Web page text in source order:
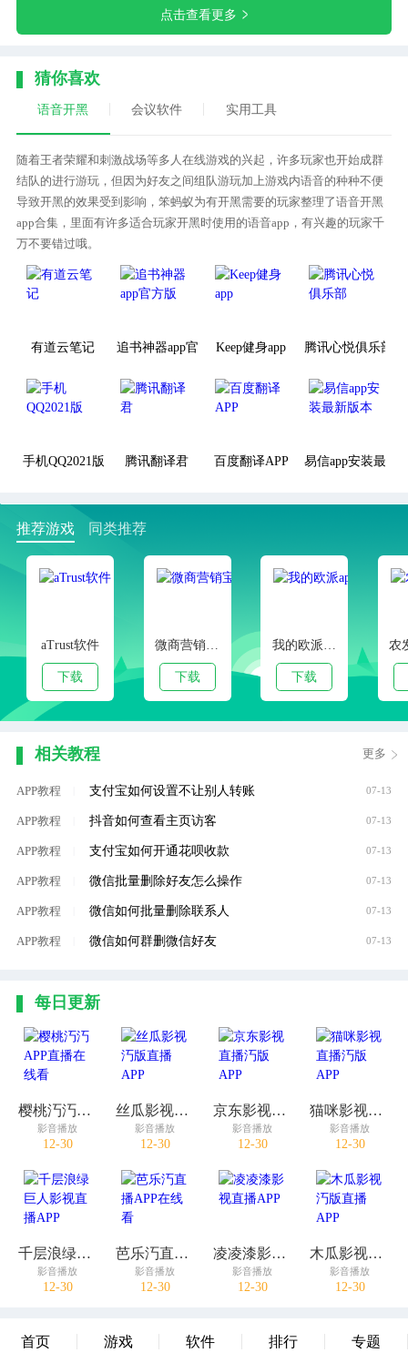
点击查看更多
猜你喜欢
语音开黑 会议软件 实用工具
随着王者荣耀和刺激战场等多人在线游戏的兴起，许多玩家也开始成群
结队的进行游玩，但因为好友之间组队游玩加上游戏内语音的种种不便
导致开黑的效果受到影响，笨蚂蚁为有开黑需要的玩家整理了语音开黑
app合集，里面有许多适合玩家开黑时使用的语音app，有兴趣的玩家千
万不要错过哦。
有道云笔记 追书神器app官方版Keep健身app 腾讯心悦俱乐部
手机QQ2021版 腾讯翻译君 百度翻译APP 易信app安装最新
推荐游戏 同类推荐
aTrust软件
下载 下载 下载
相关教程 更多
APP教程 支付宝如何设置不让别人转账 07-13
APP教程 抖音如何查看主页访客 07-13
APP教程 支付宝如何开通花呗收款 07-13
APP教程 微信批量删除好友怎么操作 07-13
APP教程 微信如何批量删除联系人 07-13
APP教程 微信如何群删微信好友 07-13
每日更新
樱桃汅汅APP直播在线看
影音播放
12-30
丝瓜影视汅版直播APP
影音播放
12-30
京东影视直播汅版APP
影音播放
12-30
猫咪影视直播汅版APP
影音播放
12-30
千层浪绿巨人影视直播APP
影音播放
12-30
芭乐汅直播APP在线看
影音播放
12-30
凌凌漆影视直播APP
影音播放
12-30
木瓜影视汅版直播APP
影音播放
12-30
首页 游戏 软件 排行 专题